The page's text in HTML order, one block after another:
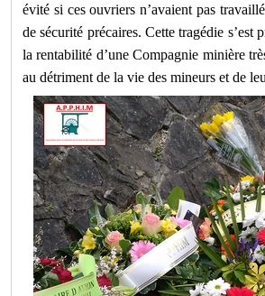
évité si ces ouvriers n’avaient pas
de sécurité précaires. Cette tragédie s’est
la rentabilité d’une Compagnie minière
au détriment de la vie des mineurs et de